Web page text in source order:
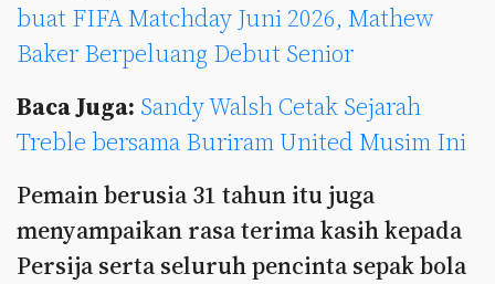
buat FIFA Matchday Juni 2026, Mathew
Baker Berpeluang Debut Senior
Baca Juga: Sandy Walsh Cetak Sejarah
Treble bersama Buriram United Musim Ini
Pemain berusia 31 tahun itu juga
menyampaikan rasa terima kasih kepada
Persija serta seluruh pencinta sepak bola